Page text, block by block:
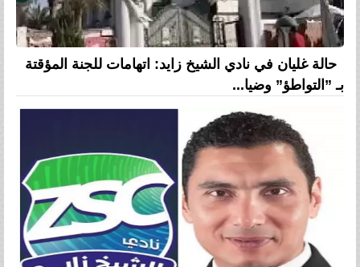
حالة غليان في نادي الشيخ زايد: اتهامات للجنة المؤقتة
بـ ”التواطؤ” وضيا...